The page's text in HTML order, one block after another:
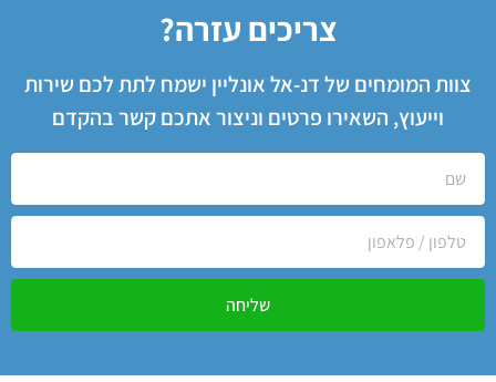
צריכים עזרה?
צוות המומחים של דנ-אל אונליין ישמח לתת לכם שירות
וייעוץ, השאירו פרטים וניצור אתכם קשר בהקדם
שליחה